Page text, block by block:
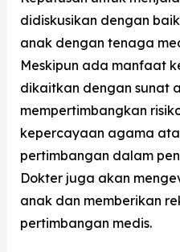
didiskusikan dengan
anak dengan tenaga
Meskipun ada manfaat
dikaitkan dengan sunat
mempertimbangkan
kepercayaan agama
pertimbangan dalam
Dokter juga akan
anak dan memberikan
pertimbangan medis.